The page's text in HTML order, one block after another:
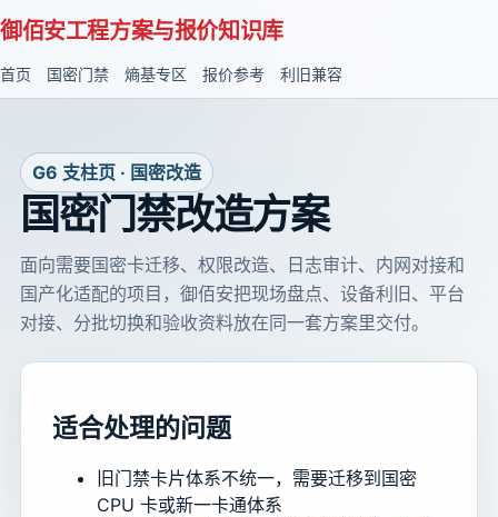
御佰安工程方案与报价知识库
首页 国密门禁 熵基专区 报价参考 利旧兼容
G6 支柱页 · 国密改造
国密门禁改造方案
面向需要国密卡迁移、权限改造、日志审计、内网对接和
国产化适配的项目，御佰安把现场盘点、设备利旧、平台
对接、分批切换和验收资料放在同一套方案里交付。
适合处理的问题
旧门禁卡片体系不统一，需要迁移到国密
CPU 卡或新一卡通体系